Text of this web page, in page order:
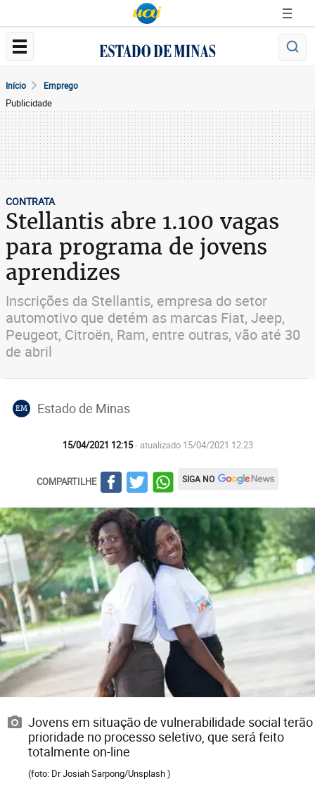
Início Emprego
Publicidade
CONTRATA
Stellantis abre 1.100 vagas
para programa de jovens
aprendizes
Inscrições da Stellantis, empresa do setor
automotivo que detém as marcas Fiat, Jeep,
Peugeot, Citroën, Ram, entre outras, vão até 30
de abril
EM Estado de Minas
15/04/2021 12:15- atualizado 15/04/2021 12:23
COMPARTILHE SIGA NO
Jovens em situação de vulnerabilidade social terão
prioridade no processo seletivo, que será feito
totalmente on-line
(foto: Dr Josiah Sarpong/Unsplash )